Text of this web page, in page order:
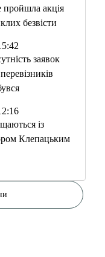
пройшла акція
безвісти
заявок
із
Клепацьким